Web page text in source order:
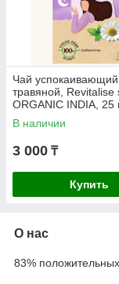
Чай успокаивающий,
травяной, Revitalise
ORGANIC INDIA, 25
В наличии
3 000 ₸
Купить
О нас
83%